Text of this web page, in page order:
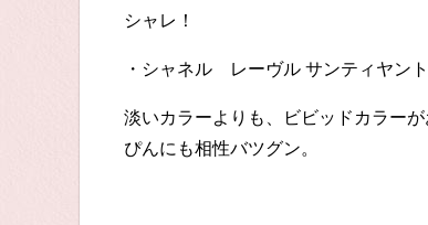
シャレ！
・シャネル レーヴル サンティヤン
淡いカラーよりも、ビビッドカラー
ぴんにも相性バツグン。